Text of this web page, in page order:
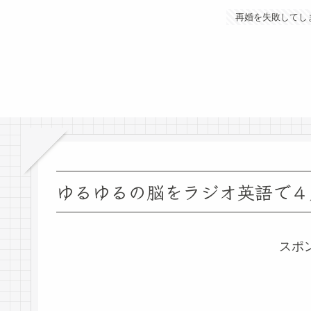
再婚を失敗してし
ゆるゆるの脳をラジオ英語で
スポ